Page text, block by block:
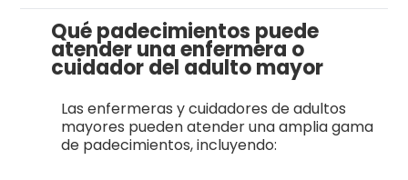
Qué padecimientos puede
atender una enfermera o
cuidador del adulto mayor
Las enfermeras y cuidadores de adultos
mayores pueden atender una amplia gama
de padecimientos, incluyendo: